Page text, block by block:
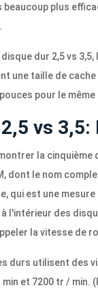
plus
dur 2,5 vs
une taille de
pour le même
vs 3,5:
la
dont le nom
qui est une
l'intérieur des
la vitesse de
durs utilisent des
et 7200 tr / min.